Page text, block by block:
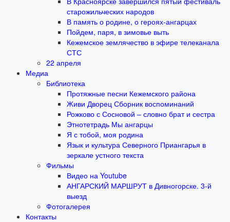
старожильческих народов
В память о родине, о героях-ангарцах
Пойдем, паря, в зимовье выть
Кежемское землячество в эфире телеканала
СТС
22 апреля
Медиа
Библиотека
Протяжные песни Кежемского района
Живи Дворец Сборник воспоминаний
Рожково с Сосновой – словно брат и сестра
Этнотетрадь Мы ангарцы
Я с тобой, моя родина
Язык и культура Северного Приангарья в
зеркале устного текста
Фильмы
Видео на Youtube
АНГАРСКИЙ МАРШРУТ в Дивногорске. 3-й
выезд
Фотогалерея
Контакты